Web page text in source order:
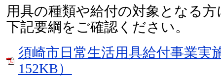
用具の種類や給付の対象となる
下記要綱をご確認ください。
須崎市日常生活用具給付事業実
152KB）